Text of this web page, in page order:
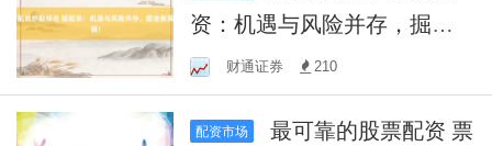
资：机遇与风险并存，掘金
新策略！
财通证券 210
配资市场
最可靠的股票配资 票